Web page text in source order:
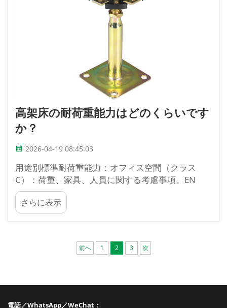
高架床の耐荷重能力はどのくらいです
か？
2026-04-19 08:45:03
用途別標準耐荷重能力：オフィス空間（クラス
C）：荷重、家具、人員に関する考慮事項。EN
12825に準拠したクラスCの高架床の場合、4.5 kN
／m²（約450 kg／m²）の支持荷重が…
さらに表示
前へ 1 2 3 次
電話／WhatsApp／WeChat：